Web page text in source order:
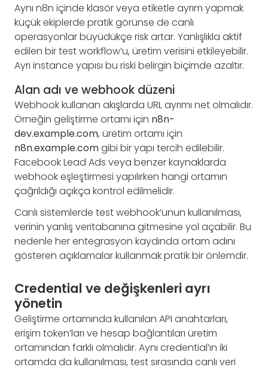
Aynı n8n içinde klasör veya etiketle ayrım yapmak
küçük ekiplerde pratik görünse de canlı
operasyonlar büyüdükçe risk artar. Yanlışlıkla aktif
edilen bir test workflow’u, üretim verisini etkileyebilir.
Ayrı instance yapısı bu riski belirgin biçimde azaltır.
Alan adı ve webhook düzeni
Webhook kullanan akışlarda URL ayrımı net olmalıdır.
Örneğin geliştirme ortamı için n8n-
dev.example.com, üretim ortamı için
n8n.example.comgibi bir yapı tercih edilebilir.
Facebook Lead Ads veya benzer kaynaklarda
webhook eşleştirmesi yapılırken hangi ortamın
çağrıldığı açıkça kontrol edilmelidir.
Canlı sistemlerde test webhook’unun kullanılması,
verinin yanlış veritabanına gitmesine yol açabilir. Bu
nedenle her entegrasyon kaydında ortam adını
gösteren açıklamalar kullanmak pratik bir önlemdir.
Credential ve değişkenleri ayrı
yönetin
Geliştirme ortamında kullanılan API anahtarları,
erişim token’ları ve hesap bağlantıları üretim
ortamından farklı olmalıdır. Aynı credential’ın iki
ortamda da kullanılması, test sırasında canlı veri